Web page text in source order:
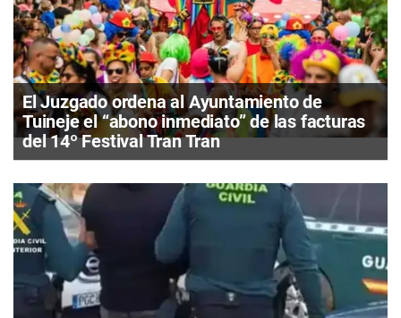
El Juzgado ordena al Ayuntamiento de
Tuineje el “abono inmediato” de las facturas
del 14º Festival Tran Tran